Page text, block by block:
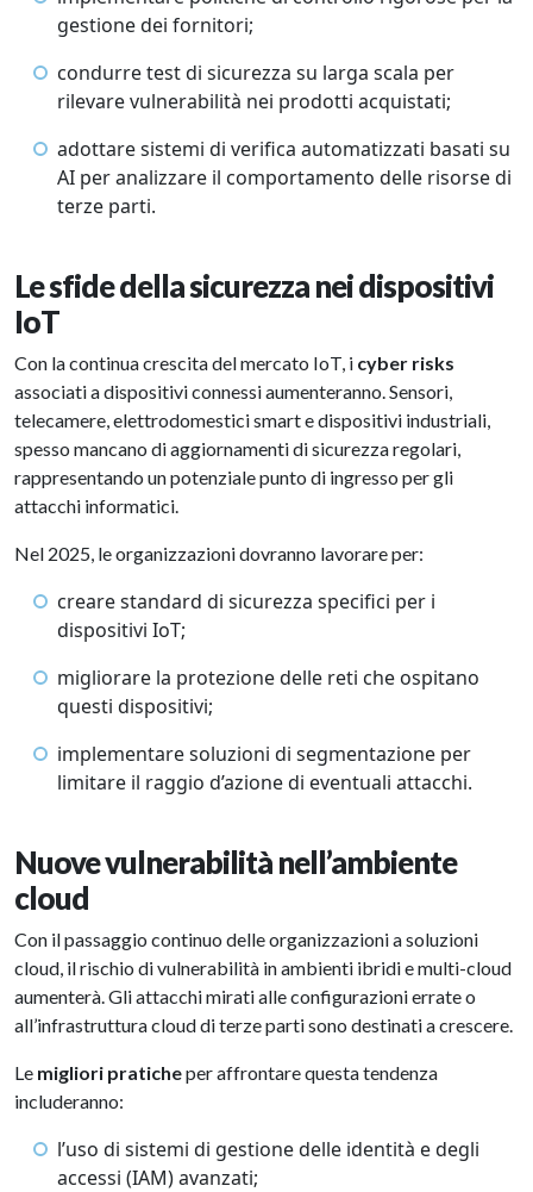
gestione dei fornitori;
condurre test di sicurezza su larga scala per
rilevare vulnerabilità nei prodotti acquistati;
adottare sistemi di verifica automatizzati basati su
AI per analizzare il comportamento delle risorse di
terze parti.
Le sfide della sicurezza nei dispositivi
IoT
Con la continua crescita del mercato IoT, i cyber risks
associati a dispositivi connessi aumenteranno. Sensori,
telecamere, elettrodomestici smart e dispositivi industriali,
spesso mancano di aggiornamenti di sicurezza regolari,
rappresentando un potenziale punto di ingresso per gli
attacchi informatici.
Nel 2025, le organizzazioni dovranno lavorare per:
creare standard di sicurezza specifici per i
dispositivi IoT;
migliorare la protezione delle reti che ospitano
questi dispositivi;
implementare soluzioni di segmentazione per
limitare il raggio d’azione di eventuali attacchi.
Nuove vulnerabilità nell’ambiente
cloud
Con il passaggio continuo delle organizzazioni a soluzioni
cloud, il rischio di vulnerabilità in ambienti ibridi e multi-cloud
aumenterà. Gli attacchi mirati alle configurazioni errate o
all’infrastruttura cloud di terze parti sono destinati a crescere.
Le migliori praticheper affrontare questa tendenza
includeranno:
l’uso di sistemi di gestione delle identità e degli
accessi (IAM) avanzati;